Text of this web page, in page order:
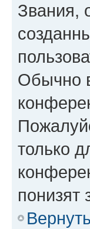
Звания,
Обычно
только
понизят